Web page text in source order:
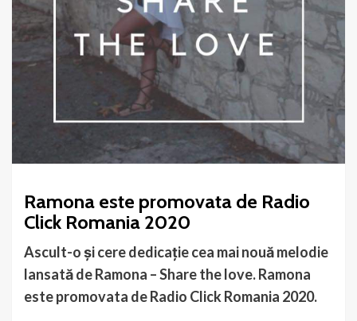
Ramona este promovata de Radio
Click Romania 2020
Ascult-o și cere dedicație cea mai nouă melodie
lansată de Ramona – Share the love. Ramona
este promovata de Radio Click Romania 2020.